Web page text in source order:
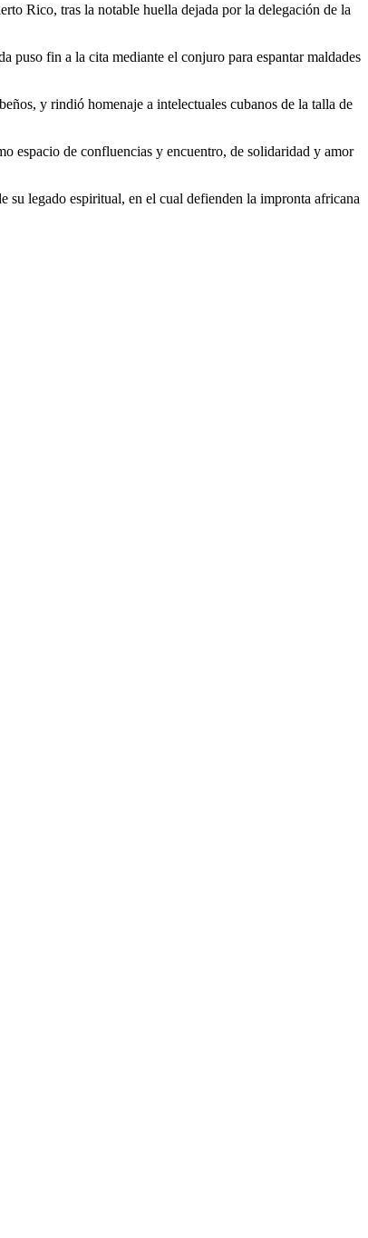
Rico, tras la notable huella dejada por la delegación de la
fin a la cita mediante el conjuro para espantar maldades
y rindió homenaje a intelectuales cubanos de la talla de
espacio de confluencias y encuentro, de solidaridad y amor
su legado espiritual, en el cual defienden la impronta africana